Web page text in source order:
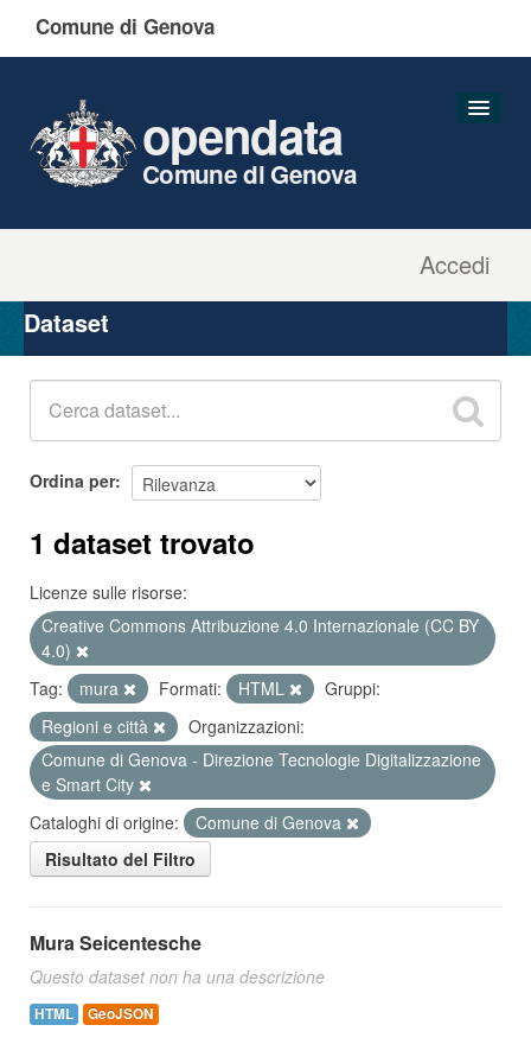
Comune di Genova
Accedi
opendata
Comune di Genova
Organizzazioni
Gruppi
Dataset
Ordina per
1 dataset trovato
Licenze sulle risorse:
Creative Commons Attribuzione 4.0 Internazionale (CC BY
4.0)
Tag:
mura Formati: HTML
Gruppi:
Regioni e città
Organizzazioni:
Comune di Genova - Direzione Tecnologie Digitalizzazione
e Smart City
Cataloghi di origine:
Comune di Genova
Risultato del Filtro
Mura Seicentesche
Questo dataset non ha una descrizione
HTML GeoJSON